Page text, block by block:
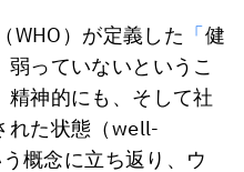
WHO）が定義した 「 健
っていないというこ
精神的にも、そして社
れた状態（well-
概念に立ち返り、ウ